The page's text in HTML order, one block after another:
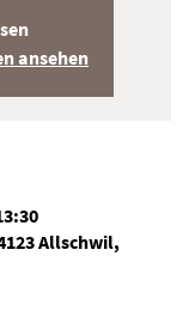
ansehen
Allschwil,